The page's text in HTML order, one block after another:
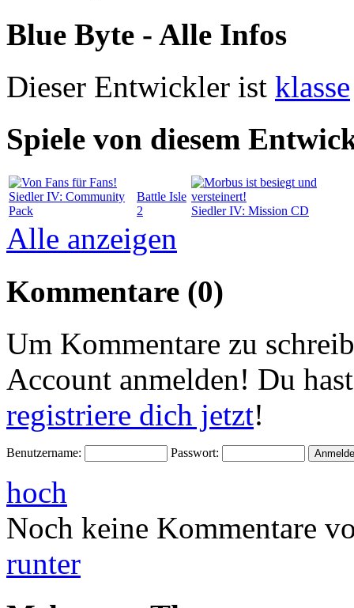
Blue Byte - Alle Infos
Dieser Entwickler ist klasse
Spiele von diesem
Siedler IV: Community
Pack
Battle Isle
2
Siedler IV: Mission CD
Alle anzeigen
Kommentare (0)
Um Kommentare zu
Account anmelden! Du
registriere dich jetzt!
Benutzername: Passwort:
hoch
Noch keine Kommentare
runter